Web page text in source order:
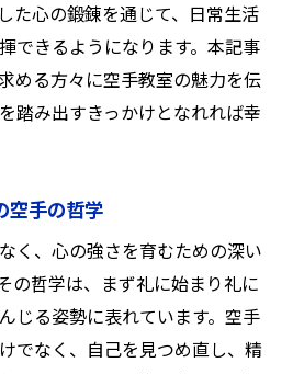
た心の鍛錬を通じて、日常生活
できるようになります。本記事
める方々に空手教室の魅力を伝
踏み出すきっかけとなれれば幸
空手の哲学
く、心の強さを育むための深い
の哲学は、まず礼に始まり礼に
じる姿勢に表れています。空手
でなく、自己を見つめ直し、精